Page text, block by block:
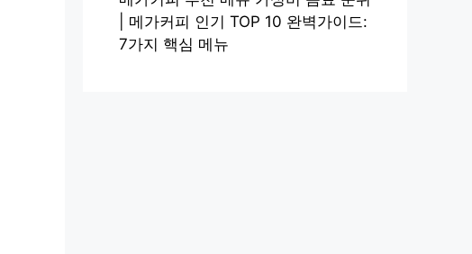
| 메가커피 인기 TOP 10 완벽가이드:
7가지 핵심 메뉴